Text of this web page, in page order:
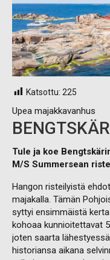
Katsottu: 225
Upea majakkavanhus
BENGTSKÄR
Tule ja koe
M/S Summersean
Hangon risteilyistä
majakalla. Tämän
syttyi ensimmäistä
kohoaa kunnioitettavat
joten saarta
historiansa aikana